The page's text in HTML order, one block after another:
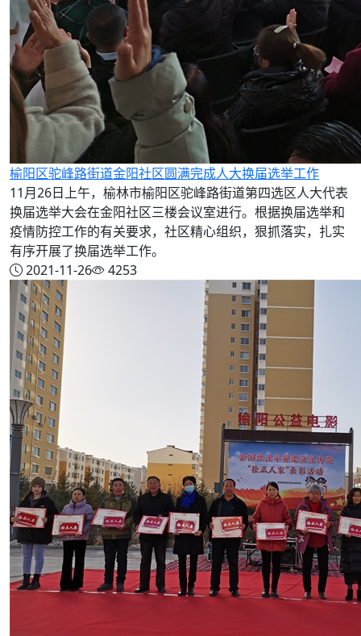
榆阳区驼峰路街道金阳社区圆满完成人大换届选举工作
11月26日上午，榆林市榆阳区驼峰路街道第四选区人大代表
换届选举大会在金阳社区三楼会议室进行。根据换届选举和
疫情防控工作的有关要求，社区精心组织，狠抓落实，扎实
有序开展了换届选举工作。
2021-11-26
4253